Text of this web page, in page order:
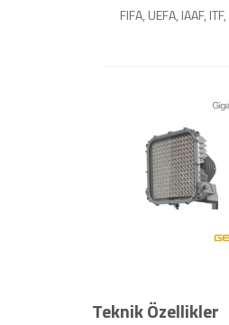
FIFA, UEFA, IAAF,
Teknik Özellikler